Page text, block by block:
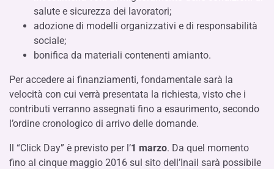
salute e sicurezza dei lavoratori;
adozione di modelli organizzativi e di responsabilità
sociale;
bonifica da materiali contenenti amianto.
Per accedere ai finanziamenti, fondamentale sarà la
velocità con cui verrà presentata la richiesta, visto che i
contributi verranno assegnati fino a esaurimento, secondo
l’ordine cronologico di arrivo delle domande.
Il “Click Day” è previsto per l’1 marzo. Da quel momento
fino al cinque maggio 2016 sul sito dell’Inail sarà possibile